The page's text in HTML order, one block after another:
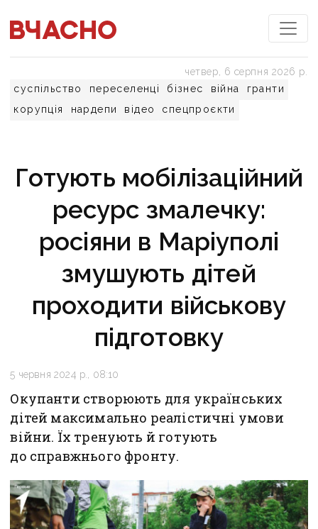
суспільство переселенці бізнес війна
гранти
корупція
нардепи відео спецпроєкти
четвер, 6 серпня 2026 р.
Готують мобілізаційний
ресурс змалечку:
росіяни в Маріуполі
змушують дітей
проходити військову
підготовку
5 червня 2024 р., 08:10
Окупанти створюють для українських
дітей максимально реалістичні умови
війни. Їх тренують й готують
до справжнього фронту.